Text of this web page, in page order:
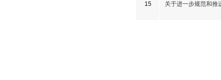
15 关于进一步规范和推